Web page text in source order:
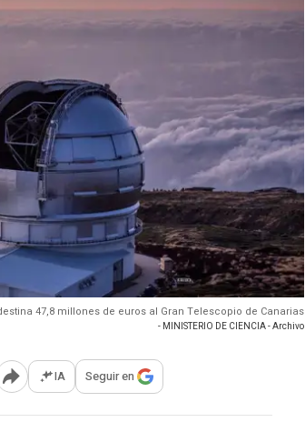
47,8 millones de euros al Gran Telescopio de Canarias
- MINISTERIO DE CIENCIA - Archivo
Abrir opciones para compartir
IA Seguir en